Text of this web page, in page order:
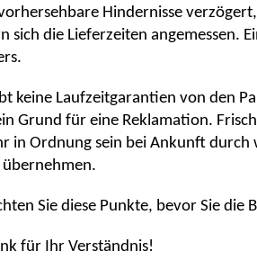
Hindernisse
sich die Lieferzeiten angemessen.
keine Laufzeitgarantien von den
Grund für eine Reklamation.
in Ordnung sein bei Ankunft
Sie diese Punkte, bevor Sie die
für Ihr Verständnis!